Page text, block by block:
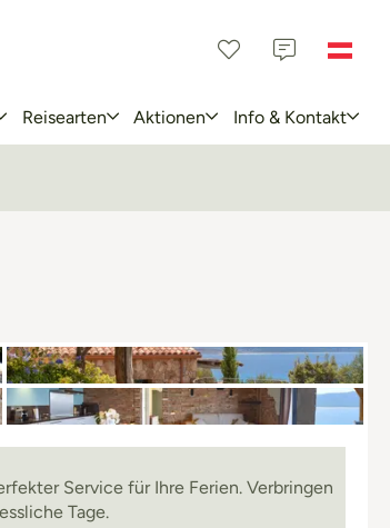
Reisearten Aktionen Info & Kontakt
Service für Ihre Ferien. Verbringen
Tage.